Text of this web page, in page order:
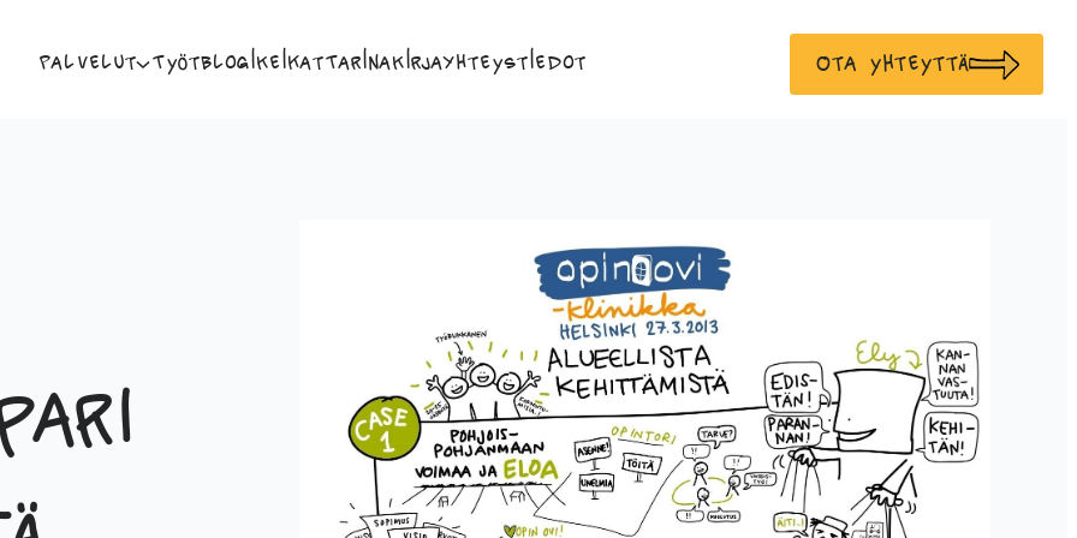
Palvelut TyötBlogiKeikatTarinaKirjaYhteystiedot Ota yhteyttä